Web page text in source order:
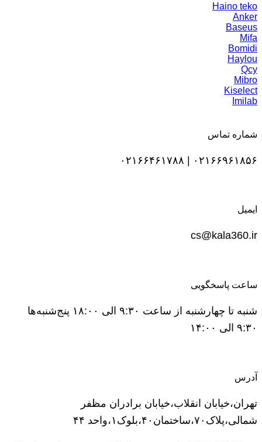
Haino teko
Anker
Baseus
Mifa
Bomidi
Haylou
Qcy
Mibro
Kiselect
Imilab
شماره تماس
۰۲۱۶۶۹۶۱۸۵۶ | ۰۲۱۶۶۴۶۱۷۸۸
ایمیل
cs@kala360.ir
ساعت پاسخگویی
شنبه تا چهارشنبه از ساعت ۹:۳۰ الی ۱۸:۰۰ پنج‌شنبه‌ها
۹:۳۰ الی ۱۴:۰۰
آدرس
تهران،خیابان انقلاب،خیابان برادران مظفر
شمالی،پلاک۷۰،ساختمان۴۰،بلوک۱،واحد ۴۴